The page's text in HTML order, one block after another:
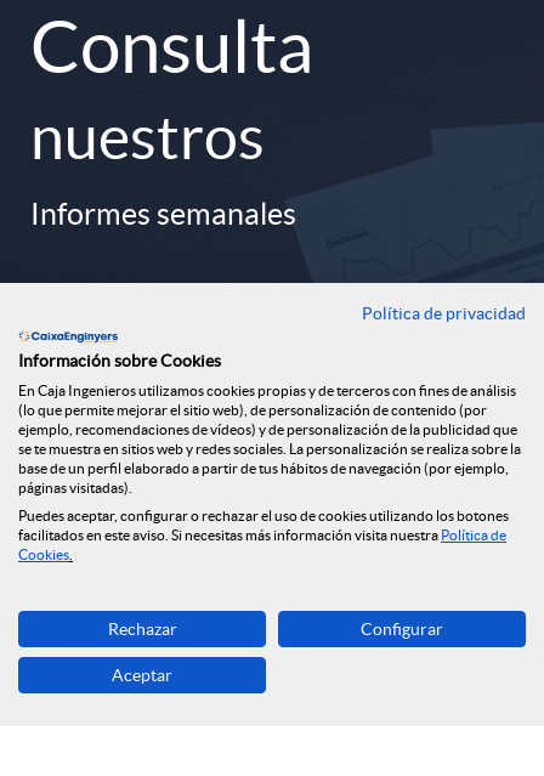
2
>
N
o
t
i
c
i
a
n
o
m
e
s
s
e
Consulta
nuestros
Informes semanales
Política de privacidad
Información sobre Cookies
En Caja Ingenieros utilizamos cookies propias y de terceros con fines de análisis
(lo que permite mejorar el sitio web), de personalización de contenido (por
ejemplo, recomendaciones de vídeos) y de personalización de la publicidad que
se te muestra en sitios web y redes sociales. La personalización se realiza sobre la
base de un perfil elaborado a partir de tus hábitos de navegación (por ejemplo,
páginas visitadas).
Puedes aceptar, configurar o rechazar el uso de cookies utilizando los botones
facilitados en este aviso. Si necesitas más información visita nuestra Política de
Cookies
Rechazar Configurar
Aceptar